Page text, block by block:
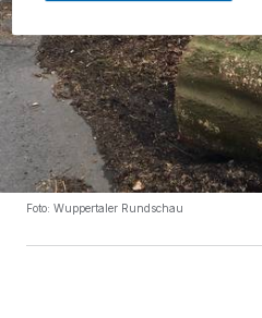
Foto: Wuppertaler Rundschau